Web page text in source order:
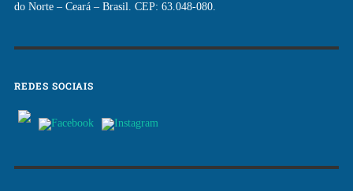
do Norte – Ceará – Brasil. CEP: 63.048-080.
REDES SOCIAIS